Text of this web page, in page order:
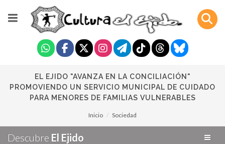
EL EJIDO "AVANZA EN LA CONCILIACIÓN"
PROMOVIENDO UN SERVICIO MUNICIPAL DE CUIDADO
PARA MENORES DE FAMILIAS VULNERABLES
Inicio Sociedad
Descubre El Ejido